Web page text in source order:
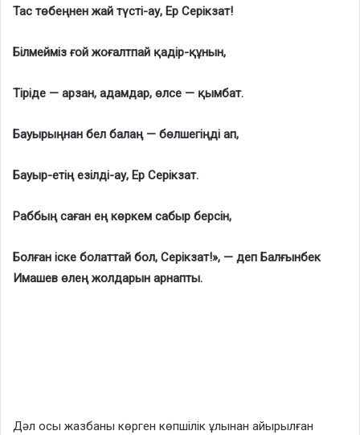
Тас төбеңнен жай түсті-ау, Ер Серікзат!
Білмейміз ғой жоғалтпай қадір-құнын,
Тіріде — арзан, адамдар, өлсе — қымбат.
Бауырыңнан бел балаң — бөлшегіңді ап,
Бауыр-етің езілді-ау, Ер Серікзат.
Раббың саған ең көркем сабыр берсін,
Болған іске болаттай бол, Серікзат!», — деп Балғынбек
Имашев өлең жолдарын арнапты.
Дәл осы жазбаны көрген көпшілік ұлынан айырылған